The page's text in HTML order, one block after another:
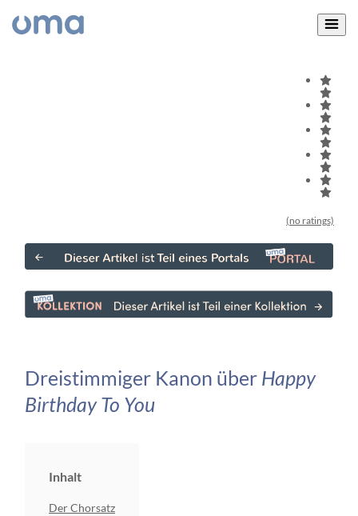
(no ratings)
Dreistimmiger Kanon über Happy
Birthday To You
Inhalt
Der Chorsatz